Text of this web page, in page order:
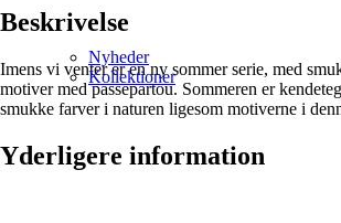
Nyheder
Kollektioner
Beskrivelse
Imens vi venter er en ny sommer serie, med
motiver med passepartou. Sommeren er
smukke farver i naturen ligesom motiverne i
Yderligere information